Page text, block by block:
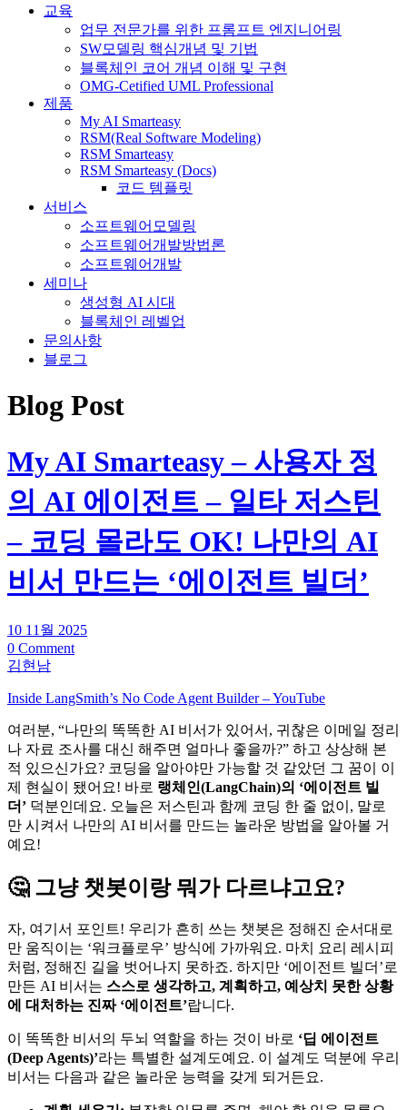
교육
업무 전문가를 위한 프롬프트 엔지니어링
SW모델링 핵심개념 및 기법
블록체인 코어 개념 이해 및 구현
OMG-Cetified UML Professional
제품
My AI Smarteasy
RSM(Real Software Modeling)
RSM Smarteasy
RSM Smarteasy (Docs)
코드 템플릿
서비스
소프트웨어모델링
소프트웨어개발방법론
소프트웨어개발
세미나
생성형 AI 시대
블록체인 레벨업
문의사항
블로그
Blog Post
My AI Smarteasy – 사용자 정
의 AI 에이전트 – 일타 저스틴
– 코딩 몰라도 OK! 나만의 AI
비서 만드는 ‘에이전트 빌더’
10 11월 2025
0 Comment
김현남
Inside LangSmith’s No Code Agent Builder – YouTube
여러분, “나만의 똑똑한 AI 비서가 있어서, 귀찮은 이메일 정리
나 자료 조사를 대신 해주면 얼마나 좋을까?” 하고 상상해 본
적 있으신가요? 코딩을 알아야만 가능할 것 같았던 그 꿈이 이
제 현실이 됐어요! 바로 랭체인(LangChain)의 ‘에이전트 빌
더’ 덕분인데요. 오늘은 저스틴과 함께 코딩 한 줄 없이, 말로
만 시켜서 나만의 AI 비서를 만드는 놀라운 방법을 알아볼 거
예요!
🤔 그냥 챗봇이랑 뭐가 다르냐고요?
자, 여기서 포인트! 우리가 흔히 쓰는 챗봇은 정해진 순서대로
만 움직이는 ‘워크플로우’ 방식에 가까워요. 마치 요리 레시피
처럼, 정해진 길을 벗어나지 못하죠. 하지만 ‘에이전트 빌더’로
만든 AI 비서는 스스로 생각하고, 계획하고, 예상치 못한 상황
에 대처하는 진짜 ‘에이전트’랍니다.
이 똑똑한 비서의 두뇌 역할을 하는 것이 바로 ‘딥 에이전트
(Deep Agents)’라는 특별한 설계도예요. 이 설계도 덕분에 우리
비서는 다음과 같은 놀라운 능력을 갖게 되거든요.